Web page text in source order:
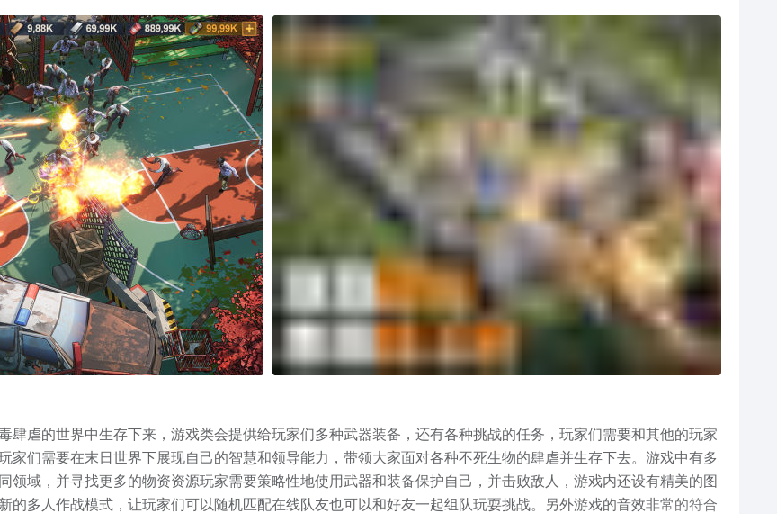
肆虐的世界中生存下来，游戏类会提供给玩家们多种武器装备，还有各种挑战的任务，玩家们需要和其他的玩家
家们需要在末日世界下展现自己的智慧和领导能力，带领大家面对各种不死生物的肆虐并生存下去。游戏中有多
域，并寻找更多的物资资源玩家需要策略性地使用武器和装备保护自己，并击败敌人，游戏内还设有精美的图
的多人作战模式，让玩家们可以随机匹配在线队友也可以和好友一起组队玩耍挑战。另外游戏的音效非常的符合